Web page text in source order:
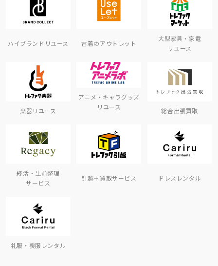
ハイブランドリユース 古着のアウトレット
大型家具・家電
リユース
楽器リユース
アニメ・キャラグッズ
リユース
総合出張買取
終活・生前整理
サービス
引越＋買取サービス ドレスレンタル
礼服・喪服レンタル